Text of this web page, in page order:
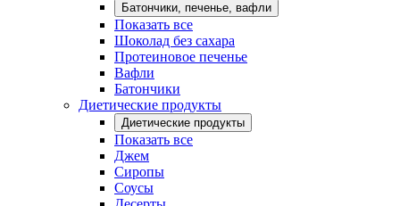
Батончики, печенье, вафли
Показать все
Шоколад без сахара
Протеиновое печенье
Вафли
Батончики
Диетические продукты
Диетические продукты
Показать все
Джем
Сиропы
Соусы